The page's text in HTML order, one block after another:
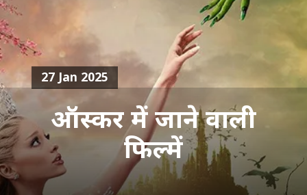
ऑस्कर में जाने वाली
फिल्में
27 Jan 2025